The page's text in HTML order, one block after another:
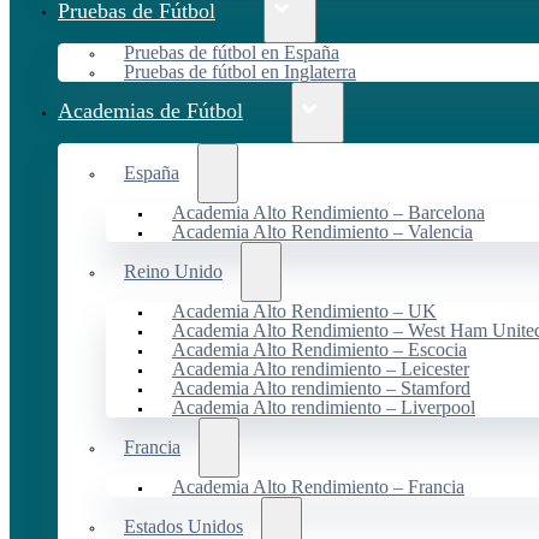
Pruebas de Fútbol
Pruebas de fútbol en España
Pruebas de fútbol en Inglaterra
Academias de Fútbol
España
Academia Alto Rendimiento – Barcelona
Academia Alto Rendimiento – Valencia
Reino Unido
Academia Alto Rendimiento – UK
Academia Alto Rendimiento – West Ham
Academia Alto Rendimiento – Escocia
Academia Alto rendimiento – Leicester
Academia Alto rendimiento – Stamford
Academia Alto rendimiento – Liverpool
Francia
Academia Alto Rendimiento – Francia
Estados Unidos